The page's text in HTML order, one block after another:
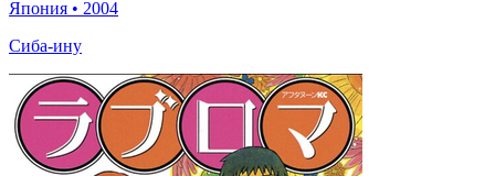
Япония • 2004
Сиба-ину